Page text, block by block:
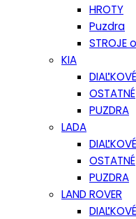
HROTY
Puzdra
STROJE
KIA
DIAĽKOVÉ
OSTATNÉ
PUZDRA
LADA
DIAĽKOVÉ
OSTATNÉ
PUZDRA
LAND ROVER
DIAĽKOVÉ